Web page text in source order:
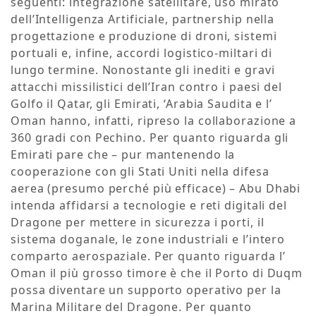
dell’Intelligenza Artificiale, partnership nella
progettazione e produzione di droni, sistemi
portuali e, infine, accordi logistico-miltari di
lungo termine. Nonostante gli inediti e gravi
attacchi missilistici dell’Iran contro i paesi del
Golfo il Qatar, gli Emirati, ‘Arabia Saudita e l’
Oman hanno, infatti, ripreso la collaborazione a
360 gradi con Pechino. Per quanto riguarda gli
Emirati pare che – pur mantenendo la
cooperazione con gli Stati Uniti nella difesa
aerea (presumo perché più efficace) – Abu Dhabi
intenda affidarsi a tecnologie e reti digitali del
Dragone per mettere in sicurezza i porti, il
sistema doganale, le zone industriali e l’intero
comparto aerospaziale. Per quanto riguarda l’
Oman il più grosso timore è che il Porto di Duqm
possa diventare un supporto operativo per la
Marina Militare del Dragone. Per quanto